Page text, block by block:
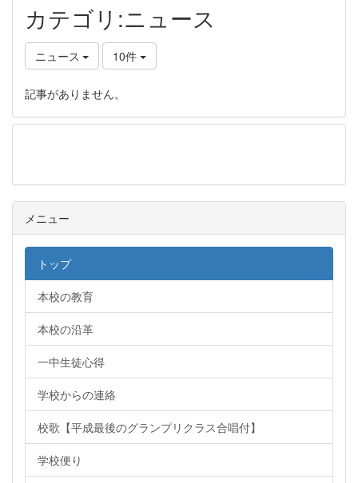
カテゴリ:ニュース
ニュース 10件
記事がありません。
メニュー
トップ
本校の教育
本校の沿革
一中生徒心得
学校からの連絡
校歌【平成最後のグランプリクラス合唱付】
学校便り